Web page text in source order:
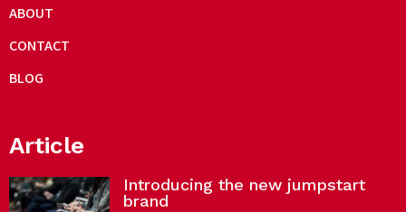
ABOUT
CONTACT
BLOG
Article
Introducing the new jumpstart
brand